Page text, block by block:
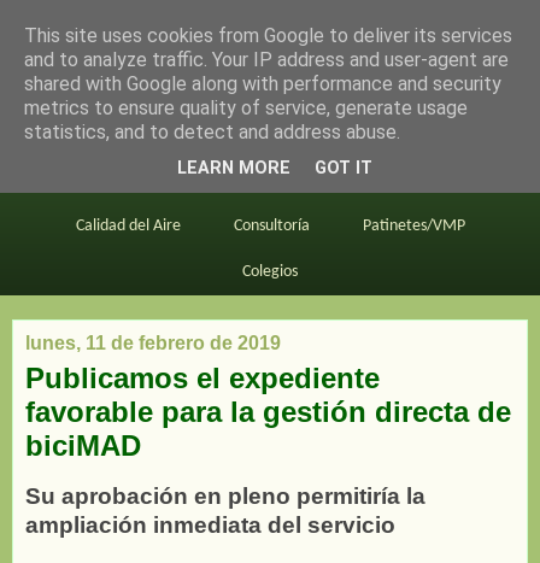
en bici por madrid
Este blog BiciMAD Primeros consejos
Calidad del Aire Consultoría Patinetes/VMP
Colegios
lunes, 11 de febrero de 2019
Publicamos el expediente
favorable para la gestión directa de
biciMAD
Su aprobación en pleno permitiría la
ampliación inmediata del servicio
This site uses cookies from Google to deliver its services
and to analyze traffic. Your IP address and user-agent are
shared with Google along with performance and security
metrics to ensure quality of service, generate usage
statistics, and to detect and address abuse.
LEARN MORE GOT IT